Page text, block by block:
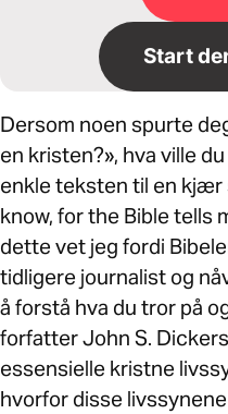
Start
Dersom noen spurte
en kristen?», hva ville
enkle teksten til en kjær
know, for the Bible tells
dette vet jeg fordi
tidligere journalist og
å forstå hva du tror på
forfatter John S.
essensielle kristne
hvorfor disse